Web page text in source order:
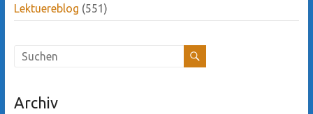
Lektuereblog (551)
Archiv